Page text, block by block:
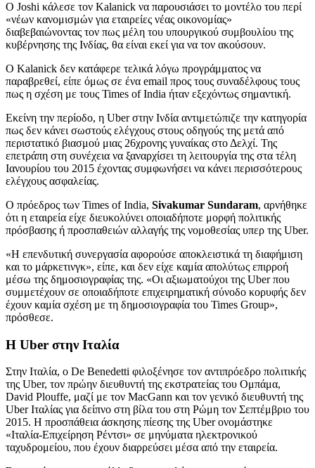
Ο Joshi κάλεσε τον Kalanick να παρουσιάσει το μοντέλο του περί
«νέων κανομισμών για εταιρείες νέας οικονομίας»
διαβεβαιώνοντας τον πως μέλη του υπουργικού συμβουλίου της
κυβέρνησης της Ινδίας, θα είναι εκεί για να τον ακούσουν.
Ο Κalanick δεν κατάφερε τελικά λόγω προγράμματος να
παραβρεθεί, είπε όμως σε ένα email προς τους συναδέλφους τους
πως η σχέση με τους Times of India ήταν εξεχόντως σημαντική.
Εκείνη την περίοδο, η Uber στην Ινδία αντιμετώπιζε την κατηγορία
πως δεν κάνει σωστούς ελέγχους στους οδηγούς της μετά από
περιστατικό βιασμού μιας 26χρονης γυναίκας στο Δελχί. Της
επετράπη στη συνέχεια να ξαναρχίσει τη λειτουργία της στα τέλη
Ιανουρίου του 2015 έχοντας συμφωνήσει να κάνει περισσότερους
ελέγχους ασφαλείας.
Ο πρόεδρος των Times of India, Sivakumar Sundaram, αρνήθηκε
ότι η εταιρεία είχε διευκολύνει οποιαδήποτε μορφή πολιτικής
πρόσβασης ή προσπαθειών αλλαγής της νομοθεσίας υπερ της Uber.
«Η επενδυτική συνεργασία αφορούσε αποκλειστικά τη διαφήμιση
και το μάρκετινγκ», είπε, και δεν είχε καμία απολύτως επιρροή
μέσω της δημοσιογραφίας της. «Οι αξιωματούχοι της Uber που
συμμετέχουν σε οποιαδήποτε επιχειρηματική σύνοδο κορυφής δεν
έχουν καμία σχέση με τη δημοσιογραφία του Times Group»,
πρόσθεσε.
Η Uber στην Ιταλία
Στην Ιταλία, ο De Benedetti φιλοξένησε τον αντιπρόεδρο πολιτικής
της Uber, τον πρώην διευθυντή της εκστρατείας του Ομπάμα,
David Plouffe, μαζί με τον MacGann και τον γενικό διευθυντή της
Uber Ιταλίας για δείπνο στη βίλα του στη Ρώμη τον Σεπτέμβριο του
2015. Η προσπάθεια άσκησης πίεσης της Uber ονομάστηκε
«Ιταλία-Επιχείρηση Ρέντσι» σε μηνύματα ηλεκτρονικού
ταχυδρομείου, που έχουν διαρρεύσει μέσα από την εταιρεία.